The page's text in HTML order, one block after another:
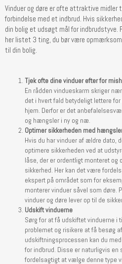
Vinduer og døre er ofte attraktive midler
forbindelse med et indbrud. Hvis
din bolig et udsøgt mål for indbrudstyve.
her listet 3 ting, du bør være
til din bolig.
Tjek ofte dine vinduer efter for
En rådden vindueskarm skriger
det i hvert fald betydeligt lettere
hjem. Derfor er det
og hængsler i ny og næ.
Optimer sikkerheden med
Hvis du har vinduer af ældre dato,
optimere sikkerheden ved at
låse, der er ordentligt monteret
sikkerhed. Her kan det være
ekspert på området som for
monterer vinduer såvel som døre.
vinduer og døre lever op til de
Udskift vinduerne
Sørg for at få udskiftet vinduerne i
problemet og risikere at få besøg
udskiftningsprocessen kan du
for indbrud. Disse er naturligvis
fordelsagtigt at vælge denne type